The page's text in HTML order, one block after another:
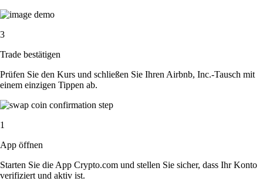
3
Trade bestätigen
Prüfen Sie den Kurs und schließen Sie Ihren Airbnb, Inc.-Tausch mit
einem einzigen Tippen ab.
1
App öffnen
Starten Sie die App Crypto.com und stellen Sie sicher, dass Ihr Konto
verifiziert und aktiv ist.